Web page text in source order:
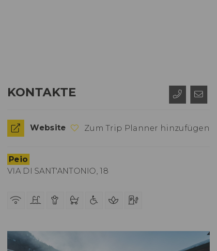
KONTAKTE
Website Zum Trip Planner hinzufügen
Peio
VIA DI SANT'ANTONIO, 18